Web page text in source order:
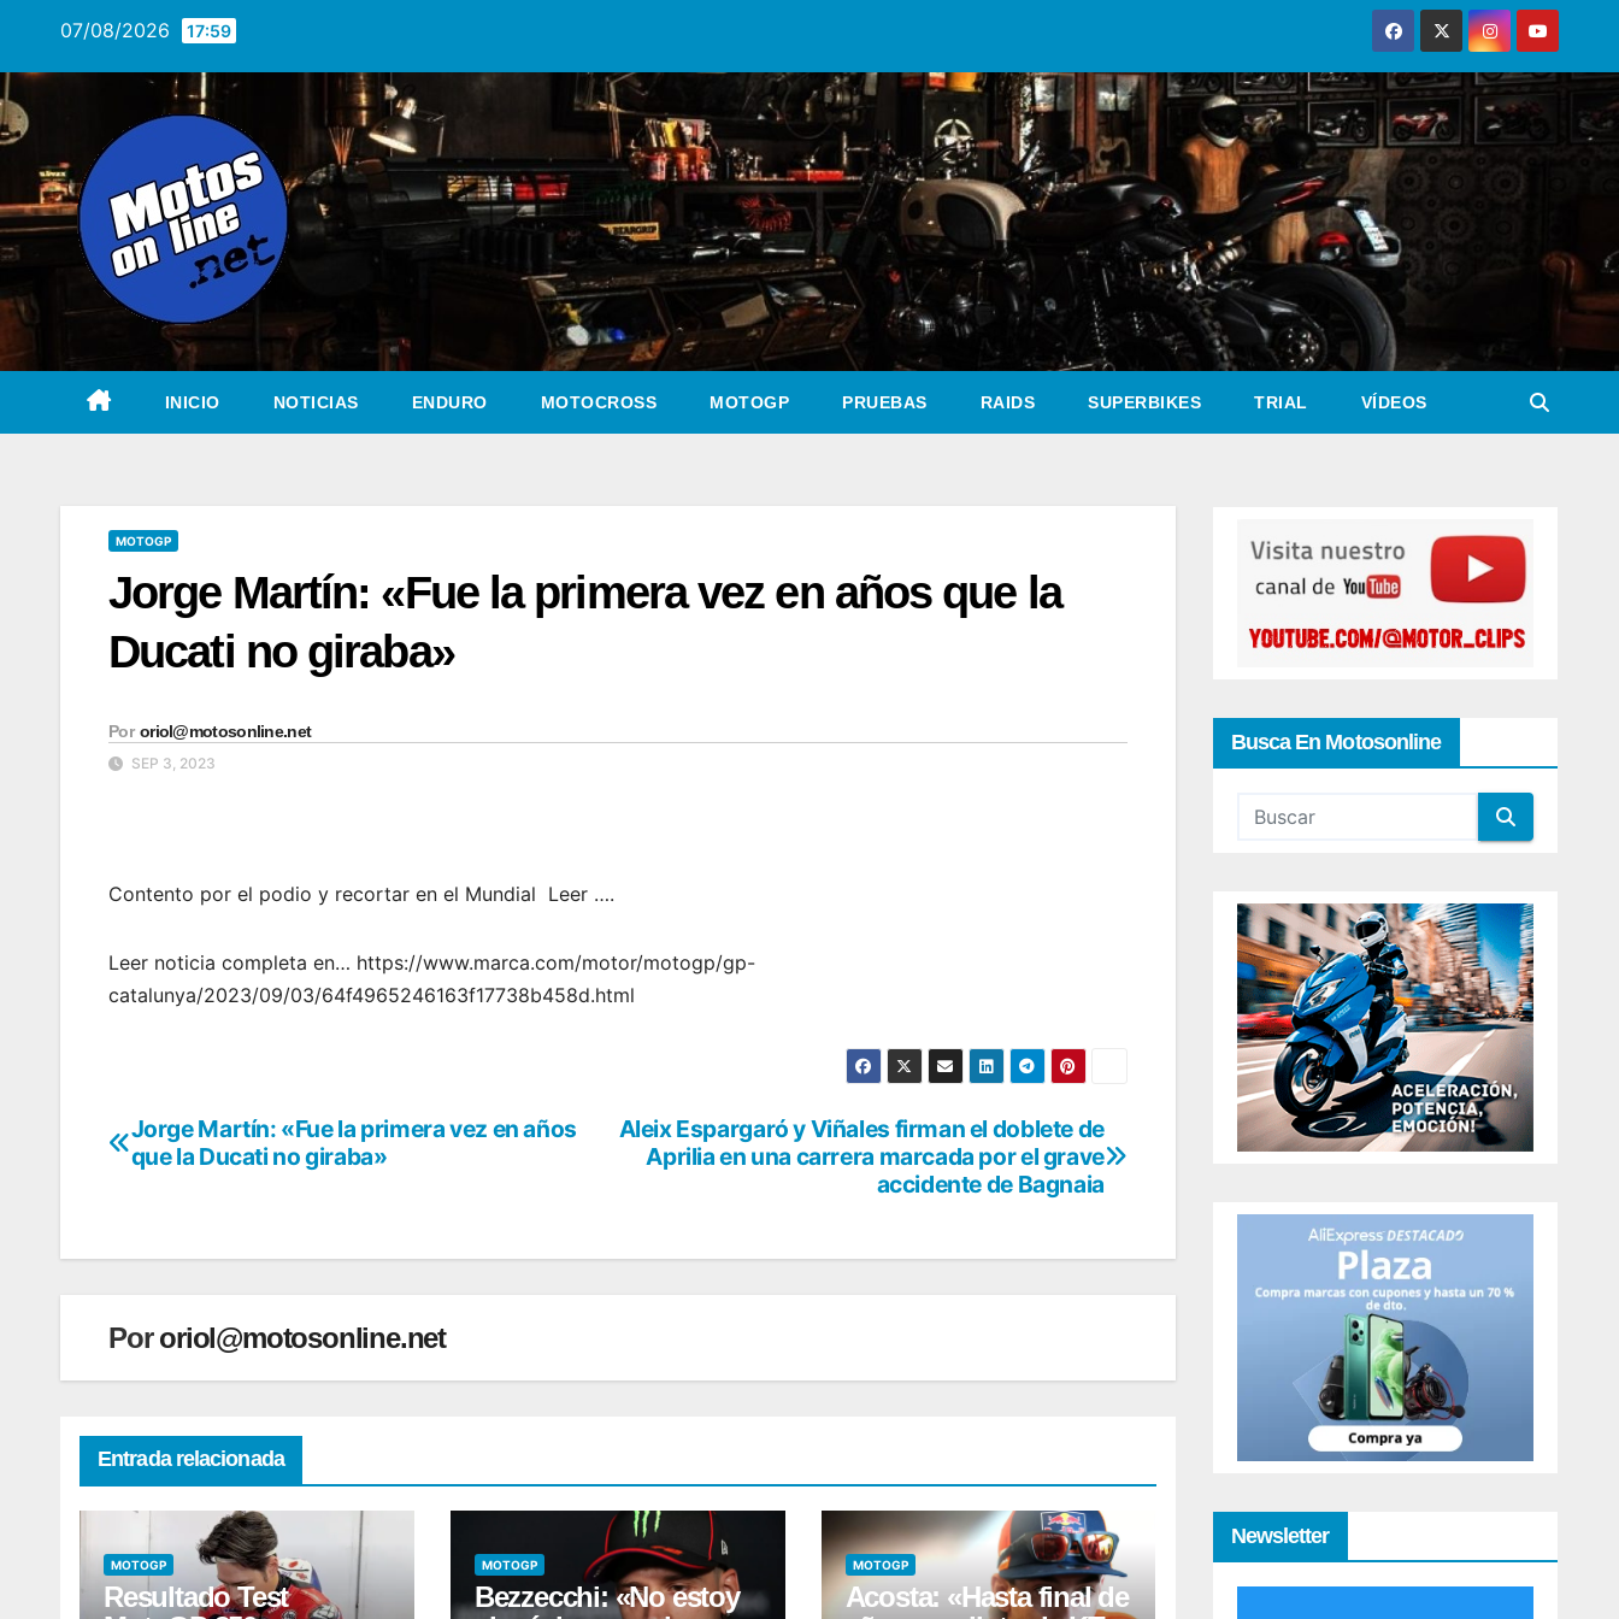
contenido
07/08/2026 17:59
INICIO NOTICIAS ENDURO MOTOCROSS MOTOGP PRUEBAS RAIDS SUPERBIKES TRIAL VÍDEOS
MOTOGP
Jorge Martín: «Fue la primera vez en años que la
Ducati no giraba»
Por oriol@motosonline.net
SEP 3, 2023
Contento por el podio y recortar en el Mundial Leer ….
Leer noticia completa en… https://www.marca.com/motor/motogp/gp-
catalunya/2023/09/03/64f4965246163f17738b458d.html
Navegación
Aleix Espargaró y Viñales firman el doblete de
Aprilia en una carrera marcada por el grave
accidente de Bagnaia
Jorge Martín: «Fue la primera vez en años
que la Ducati no giraba»
Pororiol@motosonline.net
Entrada relacionada
MOTOGP
Resultado Test
MOTOGP
Bezzecchi: «No estoy
MOTOGP
Acosta: «Hasta final de
Busca En Motosonline
Newsletter